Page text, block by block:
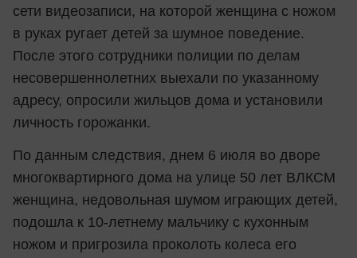
сети видеозаписи, на которой женщина с ножом
в руках ругает детей за шумное поведение.
После этого сотрудники полиции по делам
несовершеннолетних выехали по указанному
адресу, опросили жильцов дома и установили
личность горожанки.
По данным следствия, днем 6 июля во дворе
многоквартирного дома на улице 50 лет ВЛКСМ
женщина, недовольная шумом играющих детей,
подошла к 10-летнему мальчику с кухонным
ножом и пригрозила проколоть колеса его